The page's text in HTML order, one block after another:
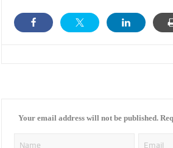
Your email address will not be published.